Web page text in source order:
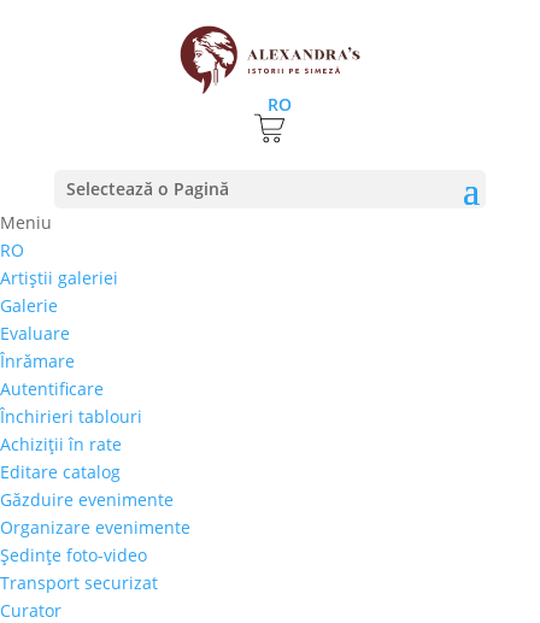
RO
Selectează o Pagină
Meniu
RO
Artiştii galeriei
Galerie
Evaluare
Înrămare
Autentificare
Închirieri tablouri
Achiziţii în rate
Editare catalog
Găzduire evenimente
Organizare evenimente
Şedinţe foto-video
Transport securizat
Curator
Prima pagină⚊Magazin
Kristian Dimofte –
Pandant mini sculptura
„Thinker”, piatra naturala
220,00
Selectează rata |
3 luni
6 luni
9 luni
12 luni